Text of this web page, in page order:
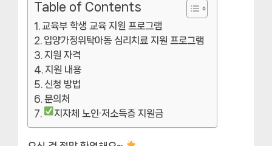
Table of Contents
교육부 학생 교육 지원 프로그램
입양가정위탁아동 심리치료 지원 프로그램
지원 자격
지원 내용
신청 방법
문의처
지자체 노인·저소득층 지원금